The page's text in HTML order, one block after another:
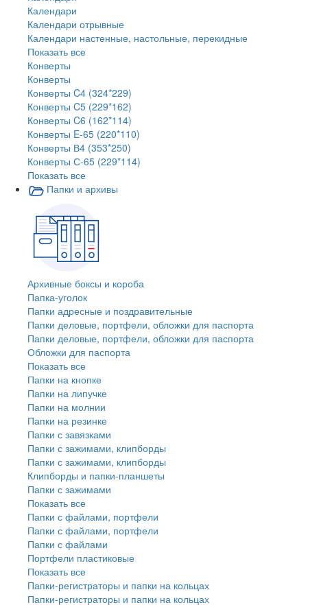
Календари
Календари отрывные
Календари настенные, настольные, перекидные
Показать все
Конверты
Конверты
Конверты C4 (324*229)
Конверты C5 (229*162)
Конверты C6 (162*114)
Конверты E-65 (220*110)
Конверты В4 (353*250)
Конверты С-65 (229*114)
Показать все
Папки и архивы
Архивные боксы и короба
Папка-уголок
Папки адресные и поздравительные
Папки деловые, портфели, обложки для паспорта
Папки деловые, портфели, обложки для паспорта
Обложки для паспорта
Показать все
Папки на кнопке
Папки на липучке
Папки на молнии
Папки на резинке
Папки с завязками
Папки с зажимами, клипборды
Папки с зажимами, клипборды
Клипборды и папки-планшеты
Папки с зажимами
Показать все
Папки с файлами, портфели
Папки с файлами, портфели
Папки с файлами
Портфели пластиковые
Показать все
Папки-регистраторы и папки на кольцах
Папки-регистраторы и папки на кольцах